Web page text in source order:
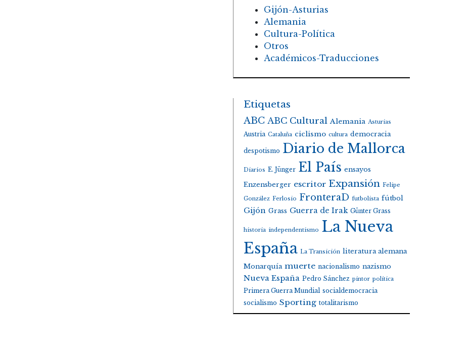
Gijón-Asturias
Alemania
Cultura-Política
Otros
Académicos-Traducciones
Etiquetas
ABC ABC Cultural Alemania Asturias
Austria Cataluña ciclismo cultura democracia
despotismo Diario de Mallorca
Diarios E. Jünger El País ensayos
Enzensberger escritor Expansión Felipe
González Ferlosio FronteraD futbolista fútbol
Gijón Grass Guerra de Irak Günter Grass
historia independentismo La Nueva
España La Transición literatura alemana
Monarquía muerte nacionalismo nazismo
Nueva España Pedro Sánchez pintor política
Primera Guerra Mundial socialdemocracia
socialismo Sporting totalitarismo